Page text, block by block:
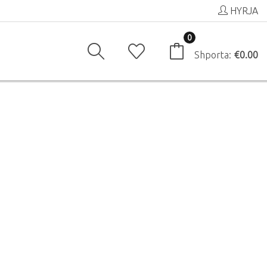
HYRJA
Shporta: €0.00
0